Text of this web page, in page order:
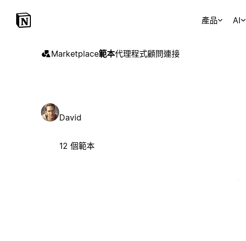
產品 AI
Marketplace範本代理程式顧問連接
David
12 個範本